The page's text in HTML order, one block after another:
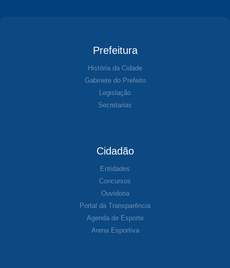
Prefeitura
História da Cidade
Gabinete do Prefeito
Legislação
Secretarias
Cidadão
Entidades
Concursos
Ouvidoria
Portal da Transparência
Agenda de Esporte
Arena Esportiva